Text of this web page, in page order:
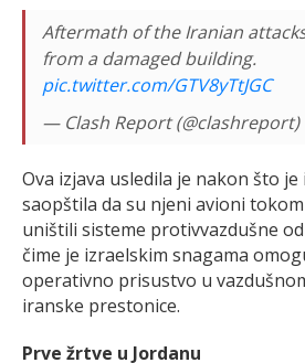
Aftermath of the Iranian
from a damaged building.
pic.twitter.com/GTV8yTtJGC
— Clash Report (@clashreport)
Ova izjava usledila je nakon što
saopštila da su njeni avioni
uništili sisteme protivvazdušne
čime je izraelskim snagama
operativno prisustvo u
iranske prestonice.
Prve žrtve u Jordanu